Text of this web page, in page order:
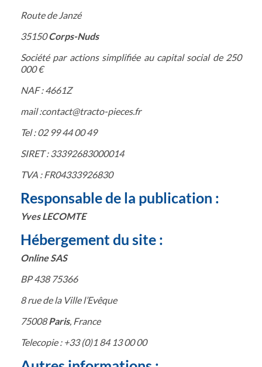
Route de Janzé
35150Corps-Nuds
Société par actions simplifiée au capital social de 250
000 €
NAF : 4661Z
mail :contact@tracto-pieces.fr
Tel : 02 99 44 00 49
SIRET : 33392683000014
TVA : FR04333926830
Responsable de la publication :
Yves LECOMTE
Hébergement du site :
Online SAS
BP 438 75366
8 rue de la Ville l’Evêque
75008Paris, France
Telecopie : +33 (0)1 84 13 00 00